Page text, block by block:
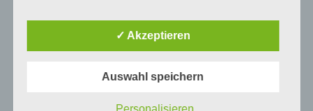
April 2010
d) Einschränkung der Verarbeitung
Einschränkung der Verarbeitung ist die Markierung
gespeicherter personenbezogener Daten mit dem
✓ Akzeptieren
Auswahl speichern